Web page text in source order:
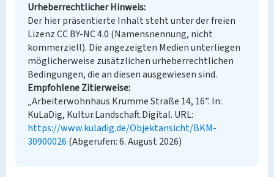
Urheberrechtlicher Hinweis
Der hier präsentierte Inhalt steht unter der freien
Lizenz CC BY-NC 4.0 (Namensnennung, nicht
kommerziell). Die angezeigten Medien unterliegen
möglicherweise zusätzlichen urheberrechtlichen
Bedingungen, die an diesen ausgewiesen sind.
Empfohlene Zitierweise
„Arbeiterwohnhaus Krumme Straße 14, 16”. In:
KuLaDig, Kultur.Landschaft.Digital. URL:
https://www.kuladig.de/Objektansicht/BKM-
30900026 (Abgerufen: 6. August 2026)